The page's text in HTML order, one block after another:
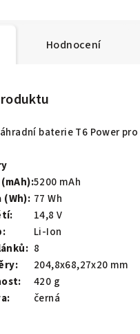
Hodnocení
baterie T6 Power
5200 mAh
(Wh): 77 Wh
14,8 V
Li-Ion
8
204,8x68,27x20 mm
420 g
černá